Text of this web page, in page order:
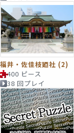
福井・佐佳枝廼社 (2)
400 ピース
38 回プレイ